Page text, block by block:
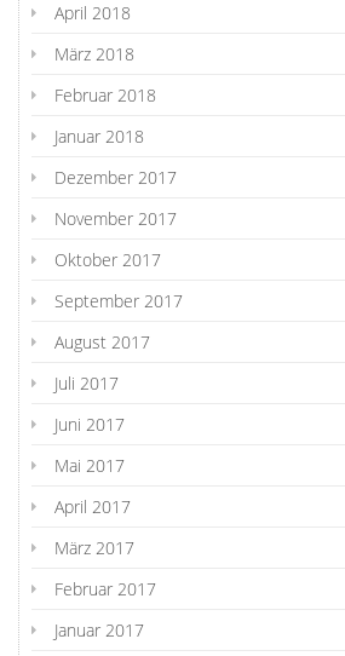
April 2018
März 2018
Februar 2018
Januar 2018
Dezember 2017
November 2017
Oktober 2017
September 2017
August 2017
Juli 2017
Juni 2017
Mai 2017
April 2017
März 2017
Februar 2017
Januar 2017